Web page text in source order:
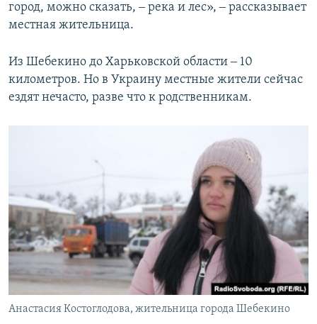
город, можно сказать, ‒ река и лес», ‒ рассказывает
местная жительница.
Из Шебекино до Харьковской области ‒ 10
километров. Но в Украину местные жители сейчас
ездят нечасто, разве что к родственникам.
Анастасия Костоглодова, жительница города Шебекино